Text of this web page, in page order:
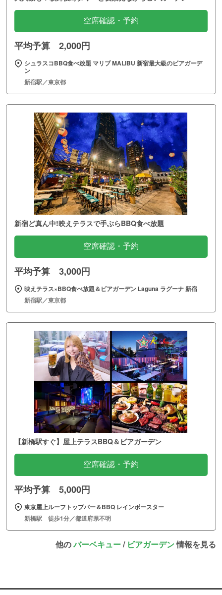
空席確認・予約
平均予算 2,000円
シュラスコBBQ食べ放題 マリブ MALIBU 新宿最大級のビアガーデ
ン
新宿駅／東京都
新宿ど真ん中!映えテラスで手ぶらBBQ食べ放題
空席確認・予約
平均予算 3,000円
映えテラス×BBQ食べ放題＆ビアガーデン Laguna ラグーナ 新宿
新宿駅／東京都
【新橋駅すぐ】屋上テラスBBQ＆ビアガーデン
空席確認・予約
平均予算 5,000円
東京屋上ルーフトップバー＆BBQ レインボースター
新橋駅 徒歩1分／都道府県不明
他のバーベキュー/ ビアガーデン情報を見る